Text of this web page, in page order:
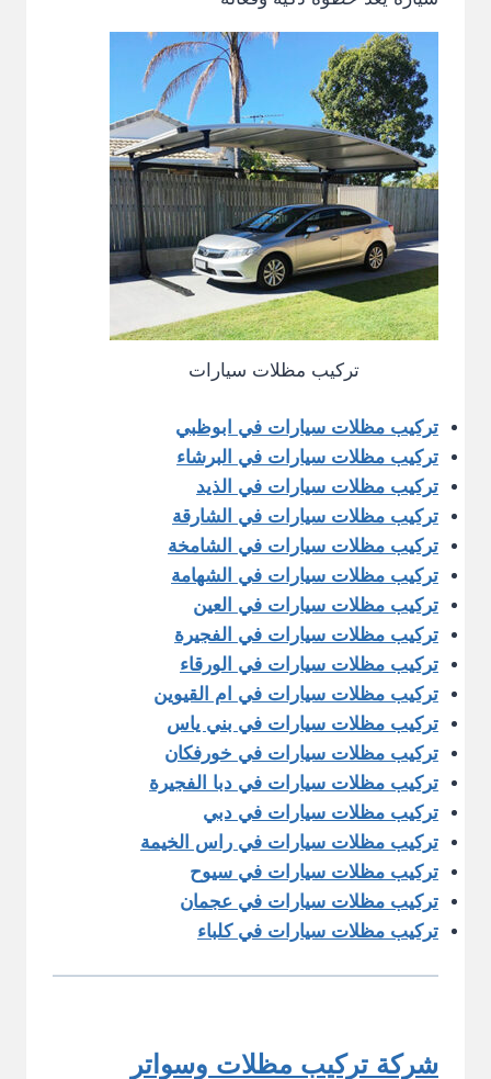
تركيب مظلات سيارات
تركيب مظلات سيارات في ابوظبي
تركيب مظلات سيارات في البرشاء
تركيب مظلات سيارات في الذيد
تركيب مظلات سيارات في الشارقة
تركيب مظلات سيارات في الشامخة
تركيب مظلات سيارات في الشهامة
تركيب مظلات سيارات في العين
تركيب مظلات سيارات في الفجيرة
تركيب مظلات سيارات في الورقاء
تركيب مظلات سيارات في ام القيوين
تركيب مظلات سيارات في بني ياس
تركيب مظلات سيارات في خورفكان
تركيب مظلات سيارات في دبا الفجيرة
تركيب مظلات سيارات في دبي
تركيب مظلات سيارات في راس الخيمة
تركيب مظلات سيارات في سيوح
تركيب مظلات سيارات في عجمان
تركيب مظلات سيارات في كلباء
شركة تركيب مظلات وسواتر